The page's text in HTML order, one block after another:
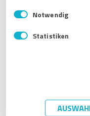
Impressum
E
i
n
w
Notwendig
Statistiken
ProvenExpert?
Primeros pasos
Paquetes y precios
Configuración del